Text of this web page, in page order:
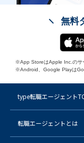
無料
※App StoreはApple Inc.のサ
※Android、Google Playは
type転職エージェント
転職エージェントとは